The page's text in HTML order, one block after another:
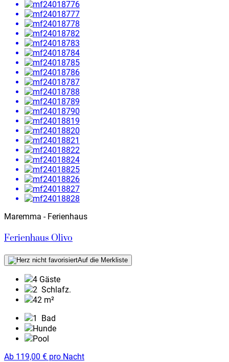
Maremma - Ferienhaus
Ferienhaus Olivo
Auf die Merkliste
4 Gäste
2 Schlafz.
42 m²
1
Bad
Hunde
Pool
Ab 119,00 € pro Nacht